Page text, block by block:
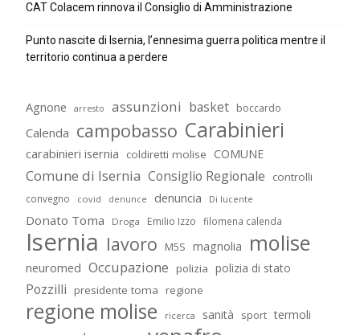
CAT Colacem rinnova il Consiglio di Amministrazione
Punto nascite di Isernia, l’ennesima guerra politica mentre il
territorio continua a perdere
Agnone arresto assunzioni basket boccardo
Calenda campobasso Carabinieri
carabinieri isernia coldiretti molise COMUNE
Comune di Isernia Consiglio Regionale controlli
convegno covid denunce denuncia Di lucente
Donato Toma Droga Emilio Izzo filomena calenda
Isernia lavoro M5S magnolia molise
neuromed Occupazione polizia polizia di stato
Pozzilli presidente toma regione
regione molise ricerca sanità sport termoli